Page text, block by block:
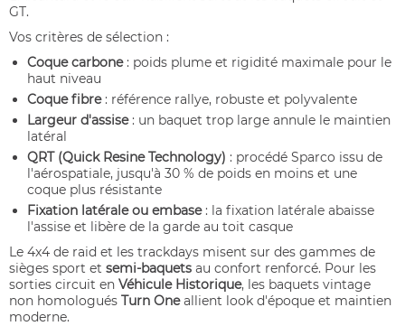
GT.
Vos critères de sélection :
Coque carbone: poids plume et rigidité maximale pour le
haut niveau
Coque fibre: référence rallye, robuste et polyvalente
Largeur d'assise: un baquet trop large annule le maintien
latéral
QRT (Quick Resine Technology) : procédé Sparco issu de
l'aérospatiale, jusqu'à 30 % de poids en moins et une
coque plus résistante
Fixation latérale ou embase: la fixation latérale abaisse
l'assise et libère de la garde au toit casque
Le 4x4 de raid et les trackdays misent sur des gammes de
sièges sport et semi-baquets au confort renforcé. Pour les
sorties circuit en Véhicule Historique, les baquets vintage
non homologués Turn Oneallient look d'époque et maintien
moderne.